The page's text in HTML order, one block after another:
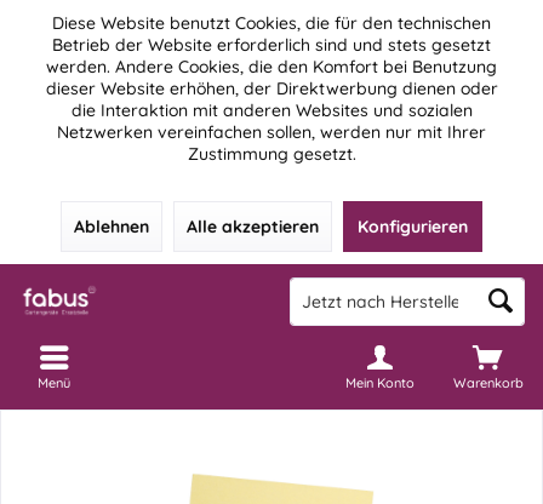
Diese Website benutzt Cookies, die für den technischen
Betrieb der Website erforderlich sind und stets gesetzt
werden. Andere Cookies, die den Komfort bei Benutzung
dieser Website erhöhen, der Direktwerbung dienen oder
die Interaktion mit anderen Websites und sozialen
Netzwerken vereinfachen sollen, werden nur mit Ihrer
Zustimmung gesetzt.
Ablehnen Alle akzeptieren Konfigurieren
Warenkorb
Mein Konto
Menü